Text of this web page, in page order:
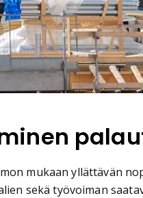
mukaan yllättävän
sekä työvoiman